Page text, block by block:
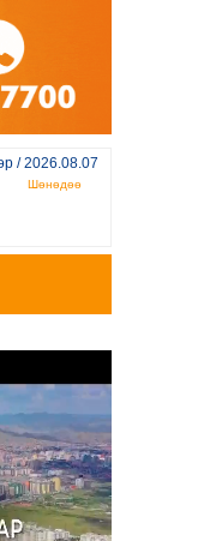
/ 2026.08.07
Шөнөдөө